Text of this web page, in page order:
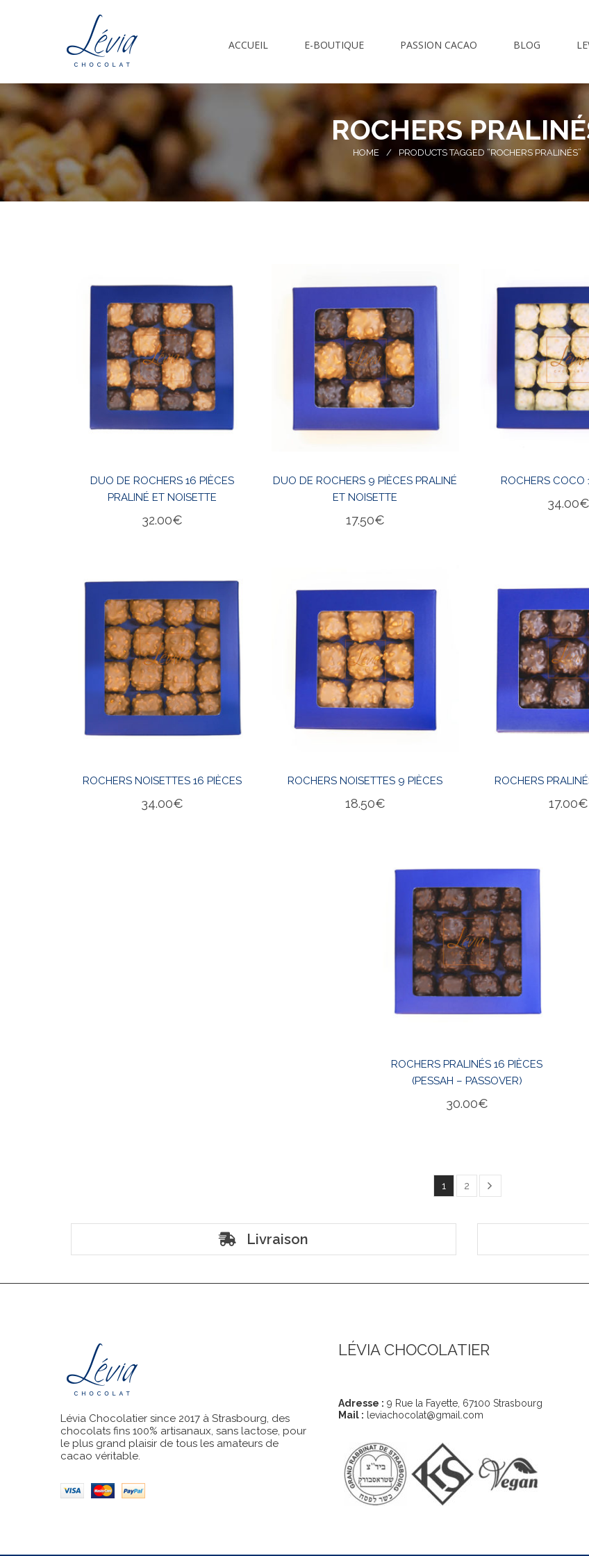
ACCUEIL E-BOUTIQUE PASSION CACAO BLOG
ROCHERS
HOME / PRODUCTS TAGGED “ROCHERS PRALINÉS”
DUO DE ROCHERS 16 PIÈCES
PRALINÉ ET NOISETTE
32.00€
DUO DE ROCHERS 9 PIÈCES PRALINÉ
ET NOISETTE
17.50€
ROCHERS COCO
34.00€
ROCHERS NOISETTES 16 PIÈCES
34.00€
ROCHERS NOISETTES 9 PIÈCES
18.50€
ROCHERS
17.00€
ROCHERS PRALINÉS 16 PIÈCES
(PESSAH – PASSOVER)
30.00€
1 2
Livraison
Lévia Chocolatier since 2017 à Strasbourg, des
chocolats fins 100% artisanaux, sans lactose, pour
le plus grand plaisir de tous les amateurs de
cacao véritable.
LÉVIA CHOCOLATIER
Adresse : 9 Rue la Fayette, 67100 Strasbourg
Mail : leviachocolat@gmail.com